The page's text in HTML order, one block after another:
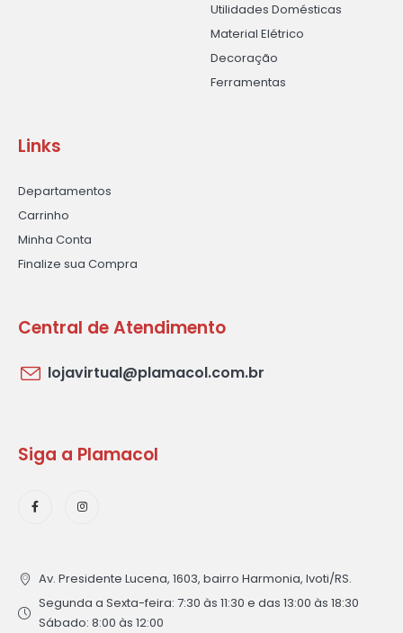
Utilidades Domésticas
Material Elétrico
Decoração
Ferramentas
Links
Departamentos
Carrinho
Minha Conta
Finalize sua Compra
Central de Atendimento
lojavirtual@plamacol.com.br
Siga a Plamacol
Av. Presidente Lucena, 1603, bairro Harmonia, Ivoti/RS.
Segunda a Sexta-feira: 7:30 às 11:30 e das 13:00 às 18:30
Sábado: 8:00 às 12:00